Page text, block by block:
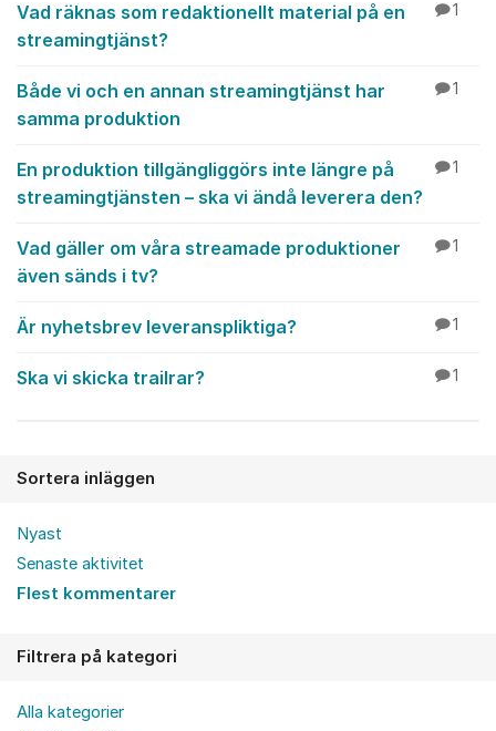
Vad räknas som redaktionellt material på en
streamingtjänst?
1
Både vi och en annan streamingtjänst har
samma produktion
1
En produktion tillgängliggörs inte längre på
streamingtjänsten – ska vi ändå leverera den?
1
Vad gäller om våra streamade produktioner
även sänds i tv?
1
Är nyhetsbrev leveranspliktiga? 1
Ska vi skicka trailrar? 1
Sortera inläggen
Nyast
Senaste aktivitet
Flest kommentarer
Filtrera på kategori
Alla kategorier